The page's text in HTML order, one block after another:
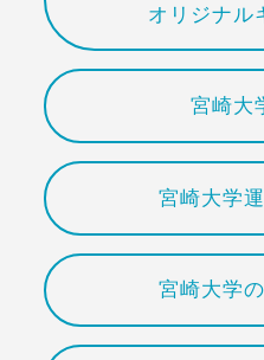
オリジナル
宮崎大
宮崎大学
宮崎大学